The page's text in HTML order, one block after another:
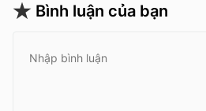
Bình luận của bạn